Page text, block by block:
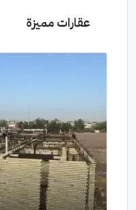
عقارات مميزة